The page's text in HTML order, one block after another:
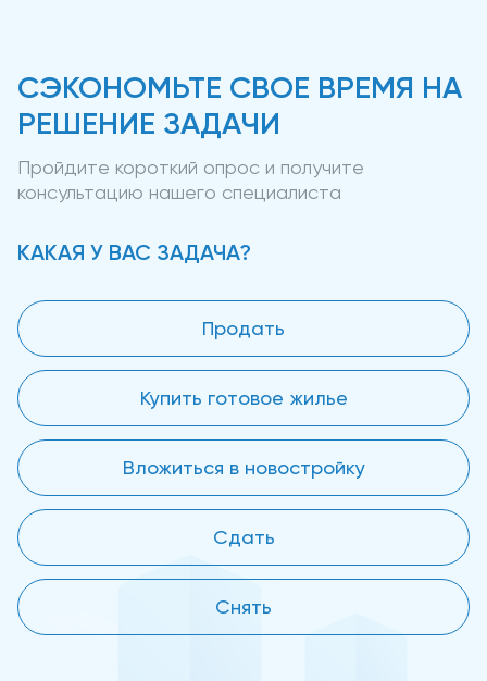
СЭКОНОМЬТЕ СВОЕ ВРЕМЯ НА
РЕШЕНИЕ ЗАДАЧИ
Пройдите короткий опрос и получите
консультацию нашего специалиста
КАКАЯ У ВАС ЗАДАЧА?
Продать
Купить готовое жилье
Вложиться в новостройку
Сдать
Снять